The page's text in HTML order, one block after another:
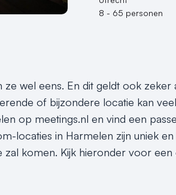
8 - 65 personen
ze wel eens. En dit geldt ook
of bijzondere locatie kan
op meetings.nl en vind een
locaties in Harmelen zijn uniek
zal komen. Kijk hieronder voor